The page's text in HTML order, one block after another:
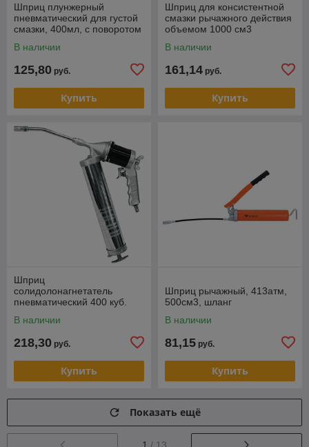
Шприц плунжерный
пневматический для густой
смазки, 400мл, с поворотом
NO3401
В наличии
125,80 руб.
Купить
Шприц для консистентной
смазки рычажного действия
объемом 1000 см3
В наличии
161,14 руб.
Купить
Шприц
солидолонагнетатель
пневматический 400 куб.
МАСТАК 662-00502
В наличии
218,30 руб.
Купить
Шприц рычажный, 413атм,
500см3, шланг
В наличии
81,15 руб.
Купить
Показать ещё